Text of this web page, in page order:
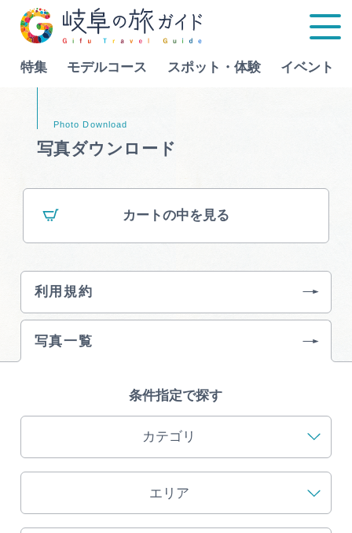
特集 モデルコース スポット・体験 イベント
モデルコース
グルメ
Language
行きたいリストを見る
写真ダウンロード
写真一覧
利用規約
カートの中を見る
条件指定で探す
カテゴリ
エリア